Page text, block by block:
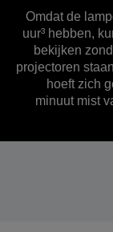
Omdat de
uur³ hebben,
bekijken
projectoren
hoeft zich
minuut mist